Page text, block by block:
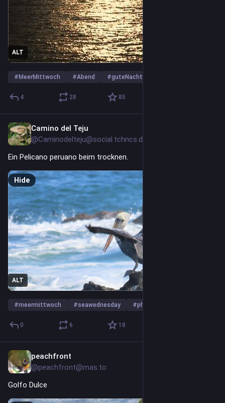
ALT
#MeerMittwoch #Abend #guteNacht
4 28 85
Camino del Teju
@Caminodelteju@social.tchncs.de
Ein Pelicano peruano beim trocknen.
ALT
Hide
#meermittwoch #seawednesday #photography
0 6 18
peachfront
@peachfront@mas.to
Golfo Dulce